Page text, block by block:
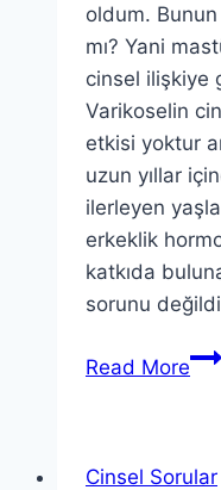
oldum. Bunun
mı? Yani
cinsel ilişkiye
Varikoselin
etkisi yoktur
uzun yıllar
ilerleyen
erkeklik
katkıda
sorunu
Read More
Cinsel Sorular